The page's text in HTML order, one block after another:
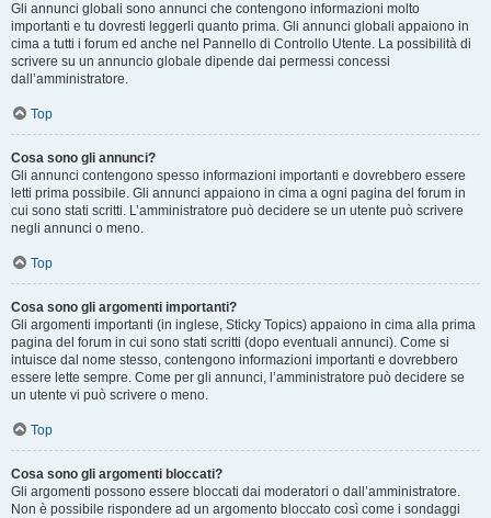
Gli annunci globali sono annunci che contengono informazioni molto
importanti e tu dovresti leggerli quanto prima. Gli annunci globali appaiono in
cima a tutti i forum ed anche nel Pannello di Controllo Utente. La possibilità di
scrivere su un annuncio globale dipende dai permessi concessi
dall’amministratore.
Top
Cosa sono gli annunci?
Gli annunci contengono spesso informazioni importanti e dovrebbero essere
letti prima possibile. Gli annunci appaiono in cima a ogni pagina del forum in
cui sono stati scritti. L’amministratore può decidere se un utente può scrivere
negli annunci o meno.
Top
Cosa sono gli argomenti importanti?
Gli argomenti importanti (in inglese, Sticky Topics) appaiono in cima alla prima
pagina del forum in cui sono stati scritti (dopo eventuali annunci). Come si
intuisce dal nome stesso, contengono informazioni importanti e dovrebbero
essere lette sempre. Come per gli annunci, l’amministratore può decidere se
un utente vi può scrivere o meno.
Top
Cosa sono gli argomenti bloccati?
Gli argomenti possono essere bloccati dai moderatori o dall’amministratore.
Non è possibile rispondere ad un argomento bloccato così come i sondaggi